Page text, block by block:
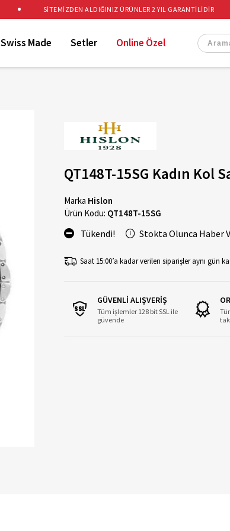
SİTEMİZDEN ALDIĞINIZ ÜRÜNLER 2 YIL GARANTİLİDİR
Swiss Made Setler Online Özel
QT148T-15SG Kadın Kol
Marka Hislon
Ürün Kodu: QT148T-15SG
Tükendi! Stokta Olunca Haber
Saat 15:00’a kadar verilen siparişler aynı gün
GÜVENLİ ALIŞVERİŞ
Tüm işlemler 128 bit SSL ile
güvende